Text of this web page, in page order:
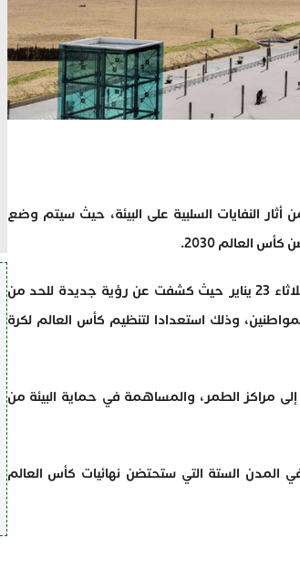
درهم للحد من أثار النفايات السلبية على البيئة، حيث سيتم وضع
العالم 2030.
جاء هذا على لسان ليلى بنعلي بمجلس المستشارين الثلاثاء 23 يناير حيث كشفت عن رؤية جديدة للحد من
وذلك استعدادا لتنظيم كأس العالم لكرة
مراكز الطمر، والمساهمة في حماية البيئة من
المدن الستة التي ستحتضن نهائيات كأس العالم